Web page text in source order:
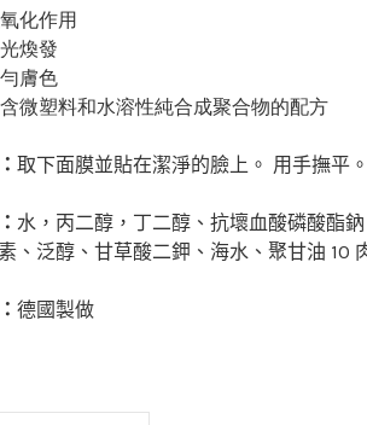
化作用
煥發
膚色
微塑料和水溶性純合成聚合物的配方
取下面膜並貼在潔淨的臉上。 用手撫平。
水，丙二醇， 丁二醇、抗壞血酸磷酸酯
、泛醇、甘草酸二鉀、海水、聚甘油 10
德國製做